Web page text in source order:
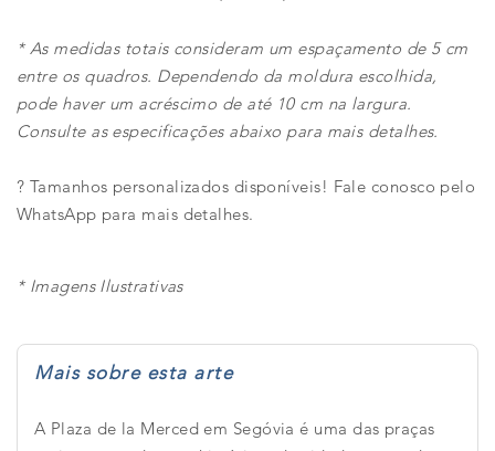
* As medidas totais consideram um espaçamento de 5 cm
entre os quadros. Dependendo da moldura escolhida,
pode haver um acréscimo de até 10 cm na largura.
Consulte as especificações abaixo para mais detalhes.
? Tamanhos personalizados disponíveis! Fale conosco pelo
WhatsApp para mais detalhes.
* Imagens Ilustrativas
Mais sobre esta arte
A Plaza de la Merced em Segóvia é uma das praças